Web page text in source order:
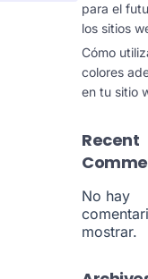
para el
los sitios
Cómo
colores
en tu sitio
Recent
No hay
mostrar.